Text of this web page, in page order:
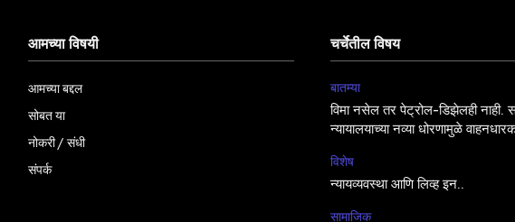
आमच्या विषयी
आमच्या बद्दल
सोबत या
नोकरी / संधी
संपर्क
चर्चेतील विषय
बातम्या
विमा नसेल तर पेट्रोल-डिझेलही नाही.
न्यायालयाच्या नव्या धोरणामुळे
विशेष
न्यायव्यवस्था आणि लिव्ह इन..
सामाजिक